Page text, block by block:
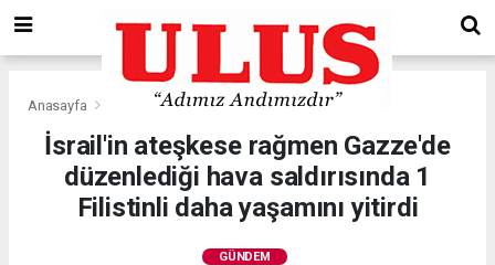
Anasayfa Gündem
İsrail'in ateşkese rağmen Gazze'de
düzenlediği hava saldırısında 1
Filistinli daha yaşamını yitirdi
GÜNDEM